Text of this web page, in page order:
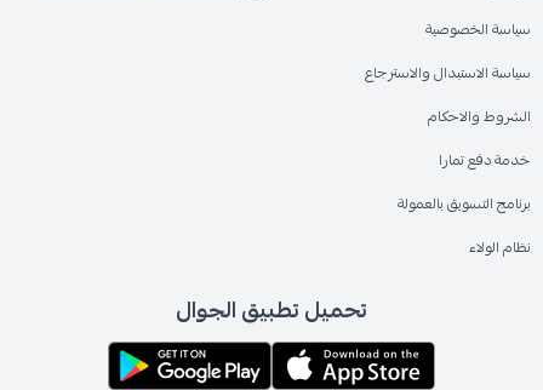
سياسة الخصوصية
سياسة الاستبدال والاسترجاع
الشروط والاحكام
خدمة دفع تمارا
برنامج التسويق بالعمولة
نظام الولاء
تحميل تطبيق الجوال